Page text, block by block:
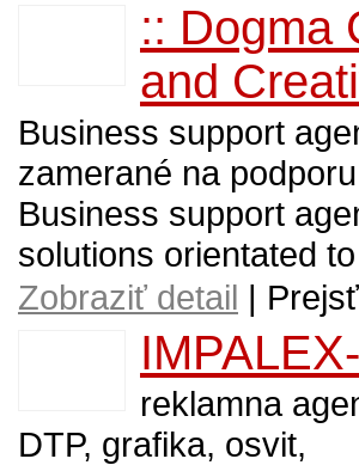
:: Dogma
and
Business support
zamerané na
Business support
solutions orientated
Zobraziť detail |
reklamna
DTP, grafika, osvit,